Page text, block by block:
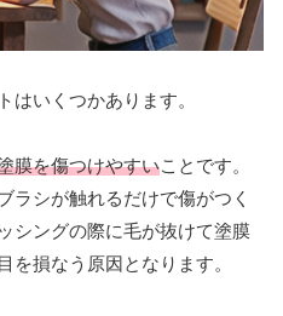
はいくつかあります。
膜を傷つけやすいことです。
ラシが触れるだけで傷がつく
シングの際に毛が抜けて塗膜
を損なう原因となります。